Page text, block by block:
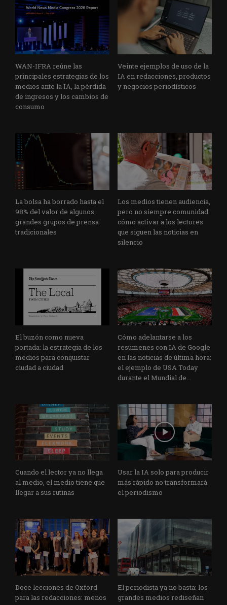
WAN-IFRA reúne las
principales estrategias de los
medios ante la IA, la pérdida
de ingresos y los cambios de
consumo
Veinte ejemplos de uso de la
IA en redacciones, productos
y negocios periodísticos
La bolsa ha borrado hasta el
98% del valor de algunos
grandes grupos de prensa
tradicionales
Los medios tienen audiencia,
pero no siempre comunidad:
cómo activar a los lectores
que siguen las noticias en
silencio
El buzón como nueva
portada: la estrategia de los
medios para conquistar
ciudad a ciudad
Cómo adelantarse a los
resúmenes con IA de Google
en las noticias de última hora:
el ejemplo de USA Today
durante el Mundial de...
Cuando el lector ya no llega
al medio, el medio tiene que
llegar a sus rutinas
Usar la IA solo para producir
más rápido no transformará
el periodismo
Doce lecciones de Oxford
para las redacciones: menos
El periodista ya no basta: los
grandes medios rediseñan